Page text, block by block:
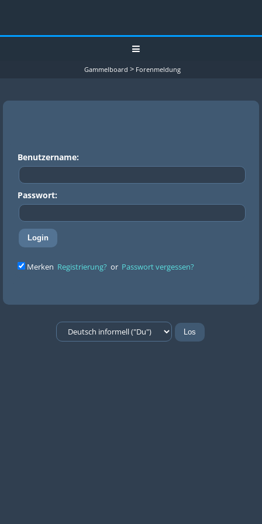
Gammelboard > Forenmeldung
Benutzername:
Passwort:
Merken Registrierung? or Passwort vergessen?